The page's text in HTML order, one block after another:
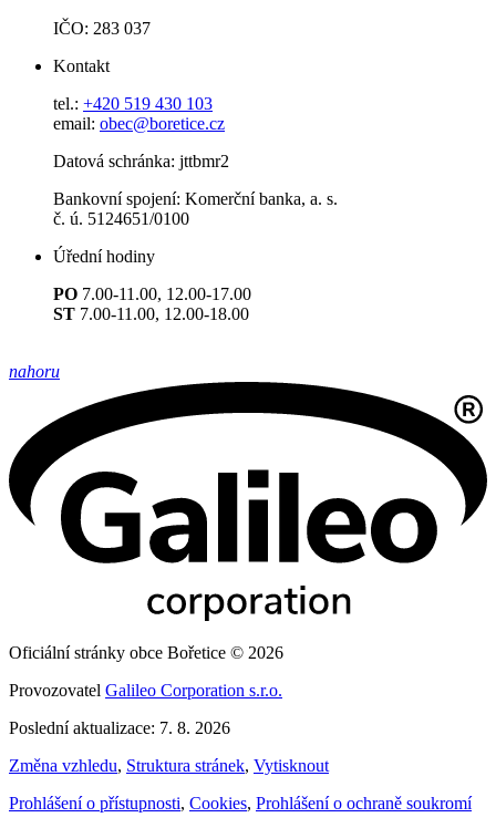
IČO: 283 037
Kontakt
tel.: +420 519 430 103
email: obec@boretice.cz
Datová schránka: jttbmr2
Bankovní spojení: Komerční banka, a. s.
č. ú. 5124651/0100
Úřední hodiny
PO 7.00-11.00, 12.00-17.00
ST 7.00-11.00, 12.00-18.00
nahoru
Oficiální stránky obce Bořetice © 2026
Provozovatel Galileo Corporation s.r.o.
Poslední aktualizace: 7. 8. 2026
Změna vzhledu, Struktura stránek, Vytisknout
Prohlášení o přístupnosti, Cookies, Prohlášení o ochraně soukromí